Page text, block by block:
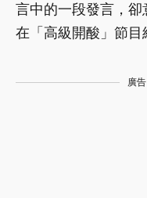
言中的一段發言，
在「高級開酸」節目
廣